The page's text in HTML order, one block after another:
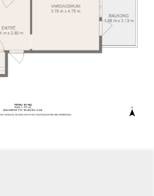
ingår i bolagsvederlaget, medan
av aktieägarna.
för att boka en personlig
flytta in i denna bekväma och
med balkong i Mariehamn!